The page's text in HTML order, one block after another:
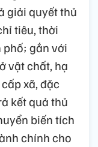
giải quyết thủ
tiêu, thời
gắn với
vật chất, hạ
xã, đặc
kết quả thủ
biến tích
chính cho